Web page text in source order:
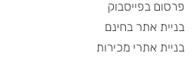
פרסום בפייסבוק
בניית אתר בחינם
בניית אתרי מכירות